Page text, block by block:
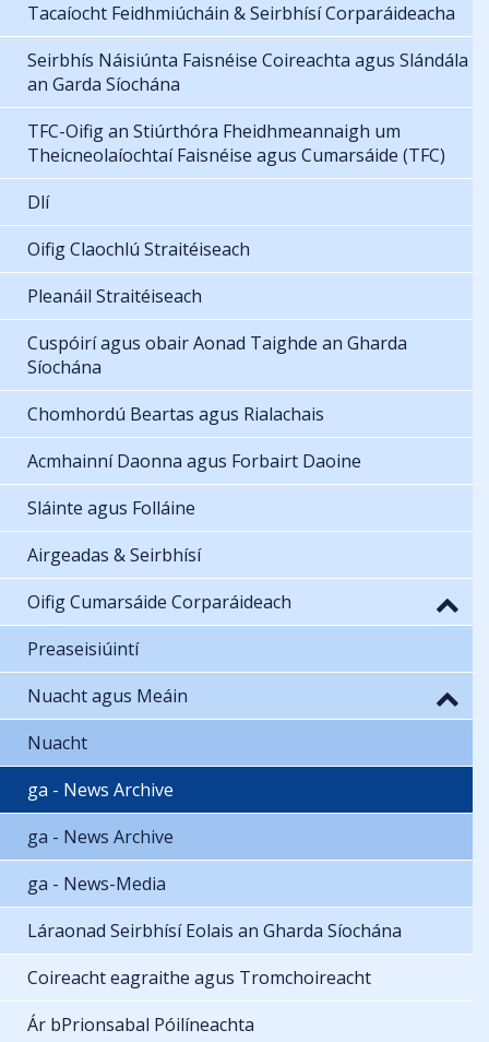
Tacaíocht Feidhmiúcháin & Seirbhísí Corparáideacha
Seirbhís Náisiúnta Faisnéise Coireachta agus Slándála
an Garda Síochána
TFC-Oifig an Stiúrthóra Fheidhmeannaigh um
Theicneolaíochtaí Faisnéise agus Cumarsáide (TFC)
Dlí
Oifig Claochlú Straitéiseach
Pleanáil Straitéiseach
Cuspóirí agus obair Aonad Taighde an Gharda
Síochána
Chomhordú Beartas agus Rialachais
Acmhainní Daonna agus Forbairt Daoine
Sláinte agus Folláine
Airgeadas & Seirbhísí
Oifig Cumarsáide Corparáideach
Preaseisiúintí
Nuacht agus Meáin
Nuacht
ga - News Archive
ga - News Archive
ga - News-Media
Láraonad Seirbhísí Eolais an Gharda Síochána
Coireacht eagraithe agus Tromchoireacht
Ár bPrionsabal Póilíneachta